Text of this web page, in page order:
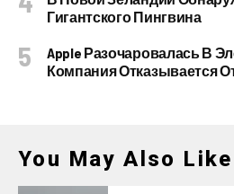
Гигантского Пингвина
Apple Разочаровалась В
Компания Отказывается
You May Also Like